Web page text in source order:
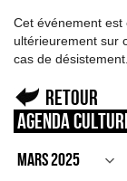
Cet événement
ultérieurement sur
cas de désistement.
Retour
Agenda